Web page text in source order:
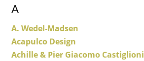
Fauteuils
Fauteuils lounge
A
A. Wedel-Madsen
Acapulco Design
Achille & Pier Giacomo Castiglioni